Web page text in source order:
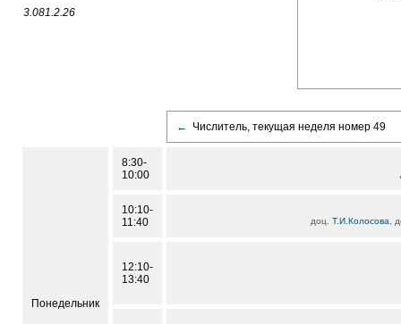
3.081.2.26
← Числитель, текущая неделя номер 49
Понедельник
8:30-
10:00
10:10-
11:40
доц.Т.И.Колосова ,
12:10-
13:40